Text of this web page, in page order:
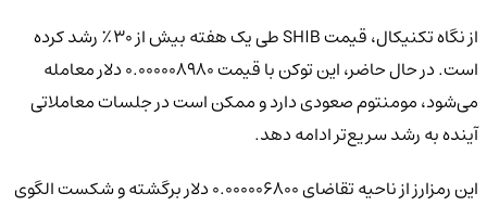
از نگاه تکنیکال، قیمت SHIB طی یک هفته بیش از ۳۰٪ رشد کرده
است. در حال حاضر، این توکن با قیمت ۰.۰۰۰۰۰۸۹۸۰ دلار معامله
می‌شود، مومنتوم صعودی دارد و ممکن است در جلسات معاملاتی
آینده به رشد سریع‌تر ادامه دهد.
این رمزارز از ناحیه تقاضای ۰.۰۰۰۰۰۶۸۰۰ دلار برگشته و شکست الگوی